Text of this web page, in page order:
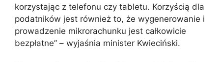
korzystając z telefonu czy tabletu. Korzyścią dla
podatników jest również to, że wygenerowanie i
prowadzenie mikrorachunku jest całkowicie
bezpłatne” – wyjaśnia minister Kwieciński.